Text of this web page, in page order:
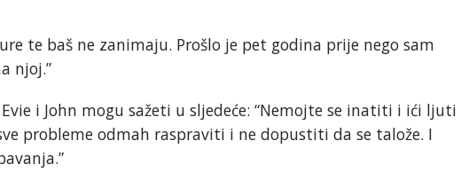
te baš ne zanimaju. Prošlo je pet godina prije nego sam
njoj.”
i John mogu sažeti u sljedeće: “Nemojte se inatiti i ići ljuti
probleme odmah raspraviti i ne dopustiti da se talože. I